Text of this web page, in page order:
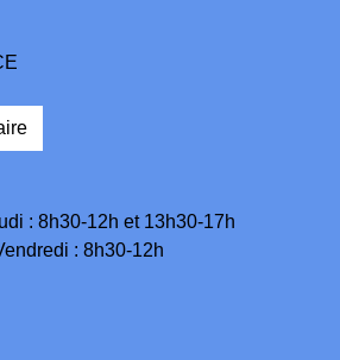
: 8h30-12h et 13h30-17h
: 8h30-12h